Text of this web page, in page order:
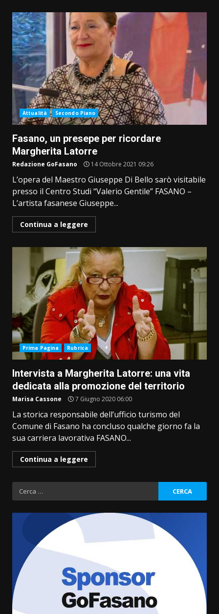
Attualità Secondo Piano
Fasano, un presepe per ricordare
Margherita Latorre
Redazione GoFasano 14 Ottobre 2021 09:26
L’opera del Maestro Giuseppe Di Bello sarò visitabile
presso il Centro Studi “Valerio Gentile” FASANO –
L’artista fasanese Giuseppe...
Continua a leggere
Prima Pagina Rubrica
Intervista a Margherita Latorre: una vita
dedicata alla promozione del territorio
Marisa Cassone 7 Giugno 2020 06:00
La storica responsabile dell’ufficio turismo del
Comune di Fasano ha concluso qualche giorno fa la
sua carriera lavorativa FASANO...
Continua a leggere
Ricerca
per:
La Banda Città di Fasano apre
ufficialmente la Festa di